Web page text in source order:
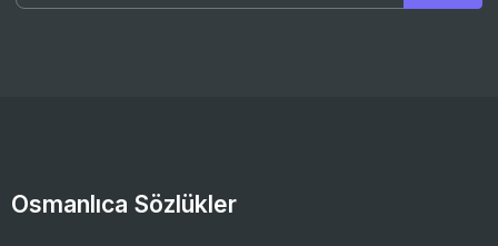
Osmanlıca Sözlükler